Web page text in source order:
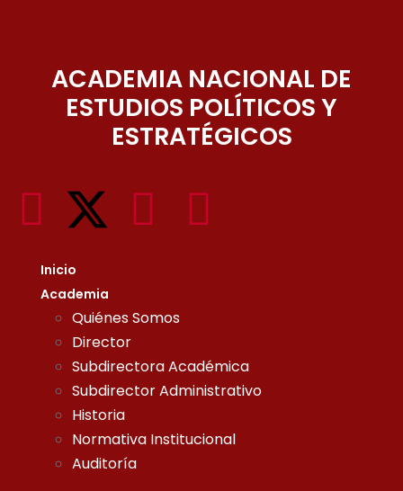
ACADEMIA NACIONAL DE
ESTUDIOS POLÍTICOS Y
ESTRATÉGICOS
Inicio
Academia
Quiénes Somos
Director
Subdirectora Académica
Subdirector Administrativo
Historia
Normativa Institucional
Auditoría